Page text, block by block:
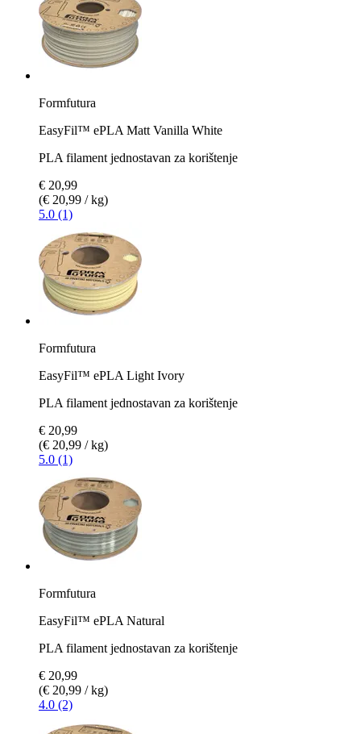
Formfutura
EasyFil™ ePLA Matt Vanilla White
PLA filament jednostavan za korištenje
€ 20,99
(€ 20,99 / kg)
5.0 (1)
Formfutura
EasyFil™ ePLA Light Ivory
PLA filament jednostavan za korištenje
€ 20,99
(€ 20,99 / kg)
5.0 (1)
Formfutura
EasyFil™ ePLA Natural
PLA filament jednostavan za korištenje
€ 20,99
(€ 20,99 / kg)
4.0 (2)